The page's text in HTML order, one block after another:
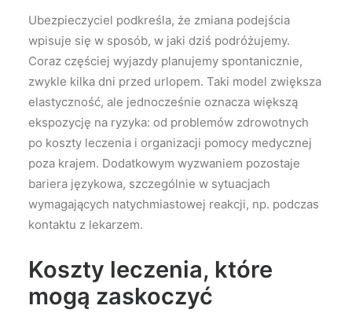
Ubezpieczyciel podkreśla, że zmiana podejścia
wpisuje się w sposób, w jaki dziś podróżujemy.
Coraz częściej wyjazdy planujemy spontanicznie,
zwykle kilka dni przed urlopem. Taki model zwiększa
elastyczność, ale jednocześnie oznacza większą
ekspozycję na ryzyka: od problemów zdrowotnych
po koszty leczenia i organizacji pomocy medycznej
poza krajem. Dodatkowym wyzwaniem pozostaje
bariera językowa, szczególnie w sytuacjach
wymagających natychmiastowej reakcji, np. podczas
kontaktu z lekarzem.
Koszty leczenia, które
mogą zaskoczyć